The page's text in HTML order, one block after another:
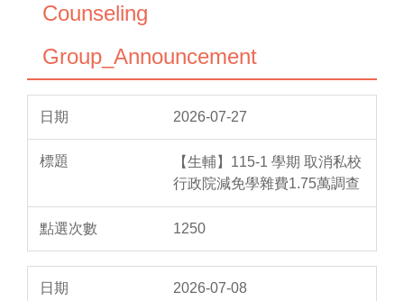
Counseling
Group_Announcement
2026-07-27
【生輔】115-1 學期 取消私校
行政院減免學雜費1.75萬調查
1250
2026-07-08